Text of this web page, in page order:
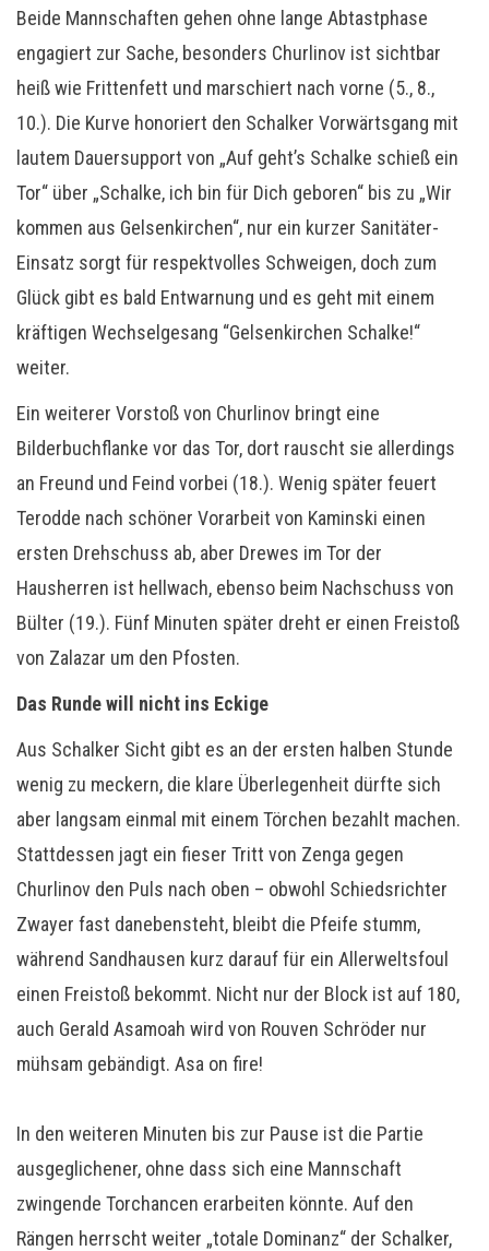
Beide Mannschaften gehen ohne lange Abtastphase
engagiert zur Sache, besonders Churlinov ist sichtbar
heiß wie Frittenfett und marschiert nach vorne (5., 8.,
10.). Die Kurve honoriert den Schalker Vorwärtsgang mit
lautem Dauersupport von „Auf geht’s Schalke schieß ein
Tor“ über „Schalke, ich bin für Dich geboren“ bis zu „Wir
kommen aus Gelsenkirchen“, nur ein kurzer Sanitäter-
Einsatz sorgt für respektvolles Schweigen, doch zum
Glück gibt es bald Entwarnung und es geht mit einem
kräftigen Wechselgesang “Gelsenkirchen Schalke!“
weiter.
Ein weiterer Vorstoß von Churlinov bringt eine
Bilderbuchflanke vor das Tor, dort rauscht sie allerdings
an Freund und Feind vorbei (18.). Wenig später feuert
Terodde nach schöner Vorarbeit von Kaminski einen
ersten Drehschuss ab, aber Drewes im Tor der
Hausherren ist hellwach, ebenso beim Nachschuss von
Bülter (19.). Fünf Minuten später dreht er einen Freistoß
von Zalazar um den Pfosten.
Das Runde will nicht ins Eckige
Aus Schalker Sicht gibt es an der ersten halben Stunde
wenig zu meckern, die klare Überlegenheit dürfte sich
aber langsam einmal mit einem Törchen bezahlt machen.
Stattdessen jagt ein fieser Tritt von Zenga gegen
Churlinov den Puls nach oben – obwohl Schiedsrichter
Zwayer fast danebensteht, bleibt die Pfeife stumm,
während Sandhausen kurz darauf für ein Allerweltsfoul
einen Freistoß bekommt. Nicht nur der Block ist auf 180,
auch Gerald Asamoah wird von Rouven Schröder nur
mühsam gebändigt. Asa on fire!
In den weiteren Minuten bis zur Pause ist die Partie
ausgeglichener, ohne dass sich eine Mannschaft
zwingende Torchancen erarbeiten könnte. Auf den
Rängen herrscht weiter „totale Dominanz“ der Schalker,